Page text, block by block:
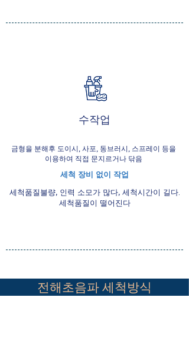
수작업
금형을 분해후 도이시, 사포, 동브러시, 스프레이 등을
이용하여 직접 문지르거나 닦음
​세척 장비 없이 작업
세척품질불량, 인력 소모가 많다, 세척시간이 길다.
세척품질이 떨어진다
전해초음파 세척방식